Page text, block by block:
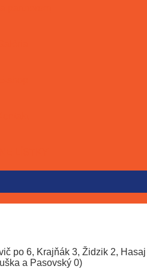
po 6, Krajňák 3, Židzik 2,
a Pasovský 0)